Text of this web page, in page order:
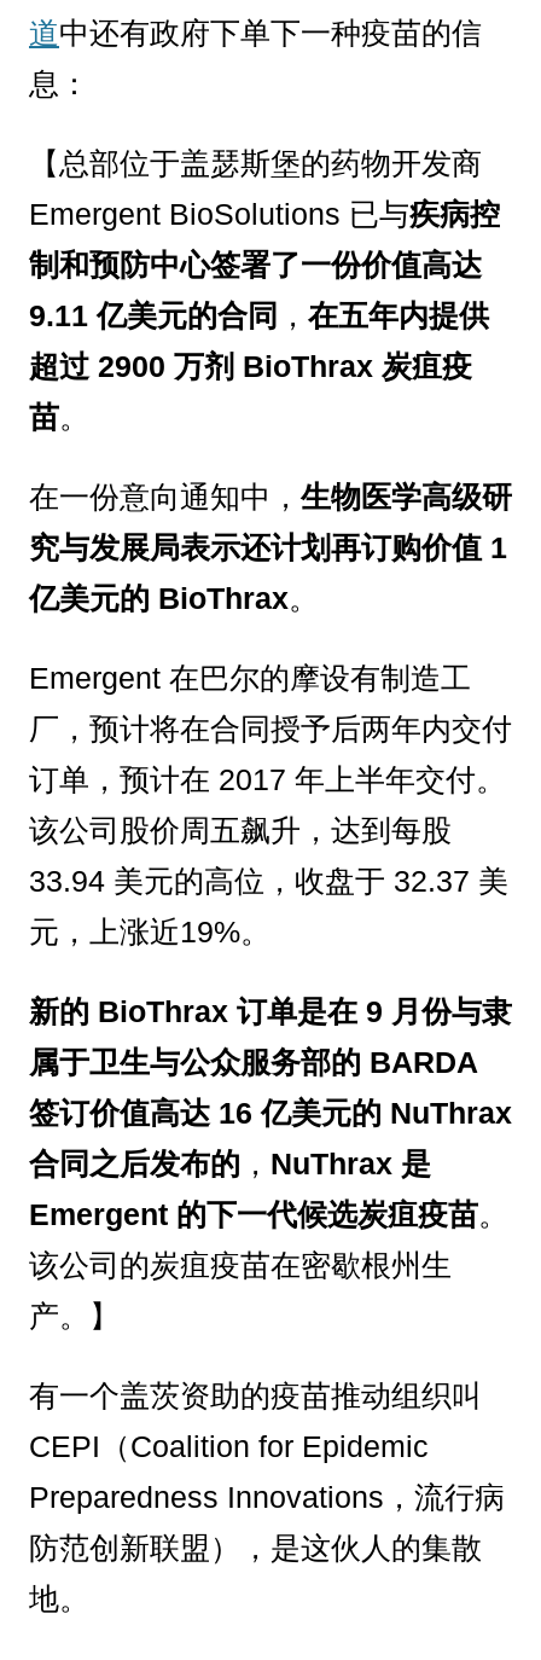
道中还有政府下单下一种疫苗的信
息：
【总部位于盖瑟斯堡的药物开发商
Emergent BioSolutions 已与疾病控
制和预防中心签署了一份价值高达
9.11 亿美元的合同 ， 在五年内提供
超过 2900 万剂 BioThrax 炭疽疫
苗。
在一份意向通知中， 生物医学高级研
究与发展局表示还计划再订购价值 1
亿美元的 BioThrax。
Emergent 在巴尔的摩设有制造工
厂，预计将在合同授予后两年内交付
订单，预计在 2017 年上半年交付。
该公司股价周五飙升，达到每股
33.94 美元的高位，收盘于 32.37 美
元，上涨近19%。
新的 BioThrax 订单是在 9 月份与隶
属于卫生与公众服务部的 BARDA
签订价值高达 16 亿美元的 NuThrax
合同之后发布的 ， NuThrax 是
Emergent 的下一代候选炭疽疫苗。
该公司的炭疽疫苗在密歇根州生
产。】
有一个盖茨资助的疫苗推动组织叫
CEPI（Coalition for Epidemic
Preparedness Innovations，流行病
防范创新联盟），是这伙人的集散
地。